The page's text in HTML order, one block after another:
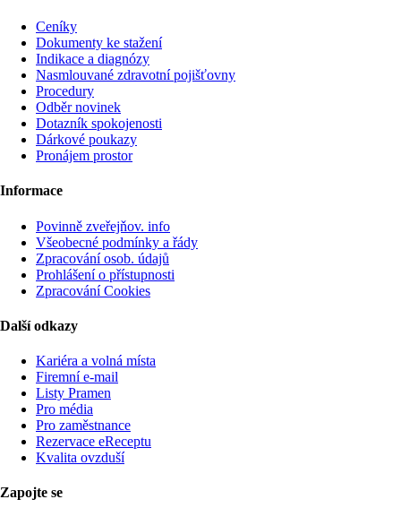
Ceníky
Dokumenty ke stažení
Indikace a diagnózy
Nasmlouvané zdravotní pojišťovny
Procedury
Odběr novinek
Dotazník spokojenosti
Dárkové poukazy
Pronájem prostor
Informace
Povinně zveřejňov. info
Všeobecné podmínky a řády
Zpracování osob. údajů
Prohlášení o přístupnosti
Zpracování Cookies
Další odkazy
Kariéra a volná místa
Firemní­ e-mail
Listy Pramen
Pro média
Pro zaměstnance
Rezervace eReceptu
Kvalita ovzduší
Zapojte se